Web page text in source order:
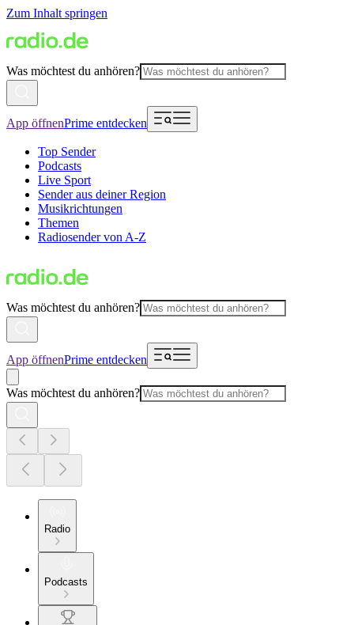
Zum Inhalt springen
Was möchtest du anhören?
App öffnenPrime entdecken
Top Sender
Podcasts
Live Sport
Sender aus deiner Region
Musikrichtungen
Themen
Radiosender von A-Z
Was möchtest du anhören?
App öffnenPrime entdecken
Was möchtest du anhören?
Radio
Podcasts